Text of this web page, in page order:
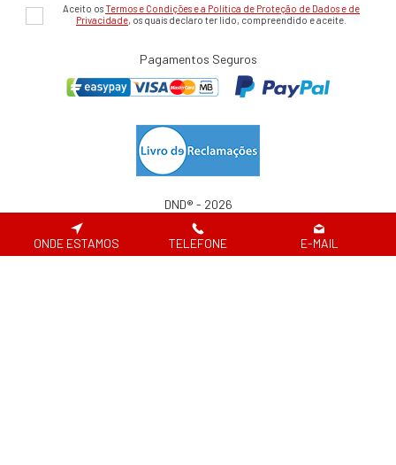
Aceito osTermos e Condições e a Política de Proteção de Dados e de
Privacidade, os quais declaro ter lido, compreendido e aceite.
Pagamentos Seguros
DND® - 2026
Website desenvolvido por
ONDE ESTAMOS TELEFONE E-MAIL